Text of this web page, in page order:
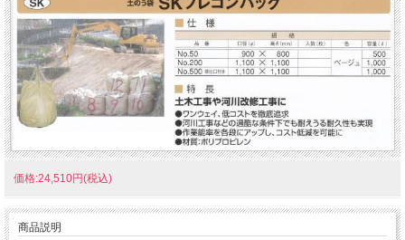
価格:24,510円(税込)
商品説明